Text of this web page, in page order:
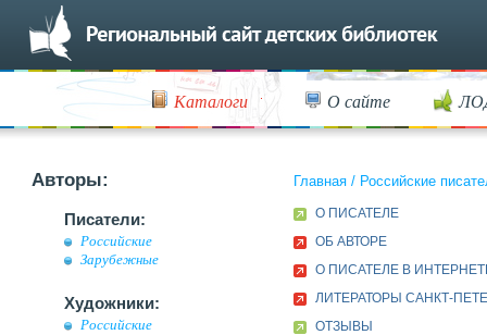
Каталоги О сайте
Авторы:
Писатели:
Российские
Зарубежные
Художники:
Российские
Главная / Российские
О ПИСАТЕЛЕ
ОБ АВТОРЕ
О ПИСАТЕЛЕ В
ЛИТЕРАТОРЫ САНКТ-
ОТЗЫВЫ